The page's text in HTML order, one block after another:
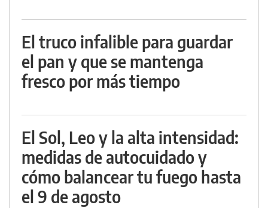
El truco infalible para guardar
el pan y que se mantenga
fresco por más tiempo
El Sol, Leo y la alta intensidad:
medidas de autocuidado y
cómo balancear tu fuego hasta
el 9 de agosto